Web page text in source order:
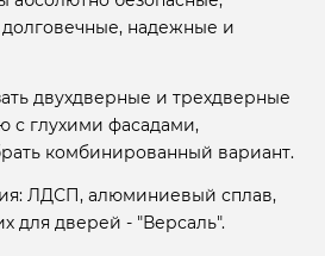
надежные и
двухдверные и трехдверные
с глухими фасадами,
комбинированный вариант.
ЛДСП, алюминиевый сплав,
для дверей - "Версаль".